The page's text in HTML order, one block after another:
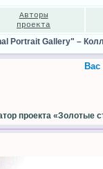
Авторы
проекта
Portrait Gallery" –
Вас
проекта «Золотые